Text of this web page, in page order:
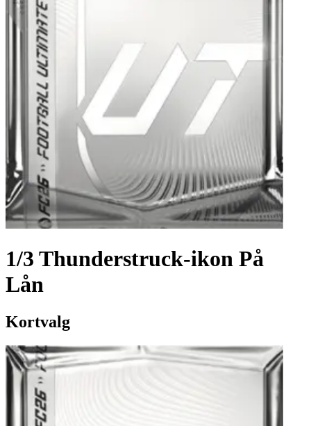
1/3 Thunderstruck-ikon På
Lån
Kortvalg